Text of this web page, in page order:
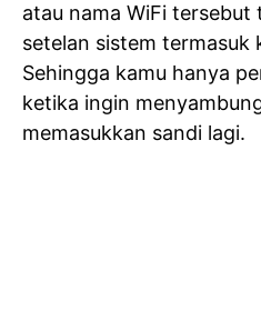
atau nama WiFi tersebut
setelan sistem termasuk
Sehingga kamu hanya
ketika ingin
memasukkan sandi lagi.